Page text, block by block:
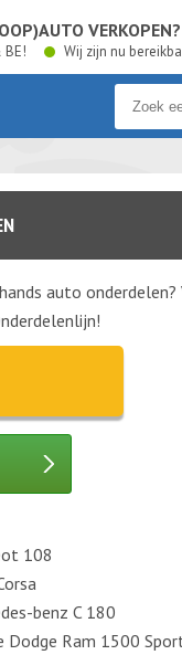
VERKOPEN?
BE! Wij zijn nu
auto onderdelen?
108
benz C 180
Dodge Ram 1500